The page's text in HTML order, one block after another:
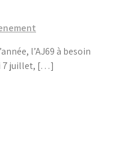
l’AJ69 à besoin
7 juillet, […]